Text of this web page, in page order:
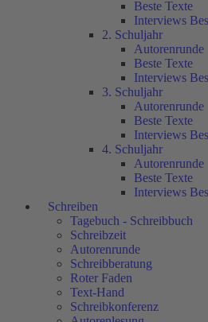
Beste Texte
Interviews
2. Schuljahr
Autorenrunde
Beste Texte
Interviews
3. Schuljahr
Autorenrunde
Beste Texte
Interviews
4. Schuljahr
Autorenrunde
Beste Texte
Interviews
Schreiben
Tagebuch - Schreibbuch
Schreibzeit
Autorenrunde
Schreibberatung
Roter Faden
Text-Hand
Schreibkonferenz